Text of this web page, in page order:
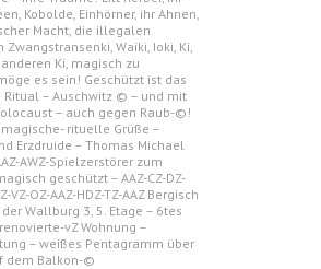
Kobolde, Einhörner, ihr Ahnen,
Macht, die illegalen
Waiki, Ioki, Ki,
Ki, magisch zu
es sein! Geschützt ist das
Ritual – Auschwitz © – und mit
– auch gegen Raub-©!
rituelle Grüße –
Erzdruide – Thomas Michael
AWZ-Spielzerstörer zum
geschützt – AAZ-CZ-DZ-
VZ-OZ-AAZ-HDZ-TZ-AAZ Bergisch
Wallburg 3, 5. Etage – 6tes
vZ Wohnung –
– weißes Pentagramm über
dem Balkon-©